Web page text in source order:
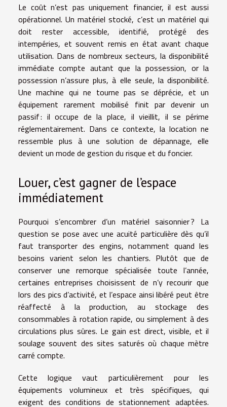
Le coût n’est pas uniquement financier, il est aussi
opérationnel. Un matériel stocké, c’est un matériel qui
doit rester accessible, identifié, protégé des
intempéries, et souvent remis en état avant chaque
utilisation. Dans de nombreux secteurs, la disponibilité
immédiate compte autant que la possession, or la
possession n’assure plus, à elle seule, la disponibilité.
Une machine qui ne tourne pas se déprécie, et un
équipement rarement mobilisé finit par devenir un
passif : il occupe de la place, il vieillit, il se périme
réglementairement. Dans ce contexte, la location ne
ressemble plus à une solution de dépannage, elle
devient un mode de gestion du risque et du foncier.
Louer, c’est gagner de l’espace
immédiatement
Pourquoi s’encombrer d’un matériel saisonnier ? La
question se pose avec une acuité particulière dès qu’il
faut transporter des engins, notamment quand les
besoins varient selon les chantiers. Plutôt que de
conserver une remorque spécialisée toute l’année,
certaines entreprises choisissent de n’y recourir que
lors des pics d’activité, et l’espace ainsi libéré peut être
réaffecté à la production, au stockage des
consommables à rotation rapide, ou simplement à des
circulations plus sûres. Le gain est direct, visible, et il
soulage souvent des sites saturés où chaque mètre
carré compte.
Cette logique vaut particulièrement pour les
équipements volumineux et très spécifiques, qui
exigent des conditions de stationnement adaptées.